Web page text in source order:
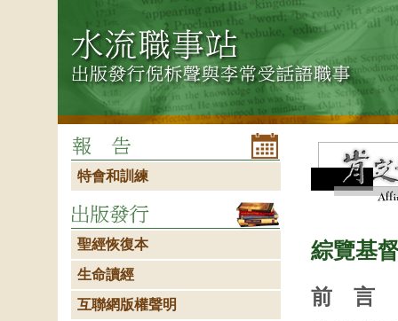
綜覽基
前 言
特會和訓練
聖經恢復本
生命讀經
互聯網版權聲明